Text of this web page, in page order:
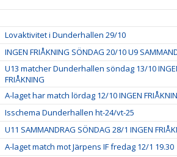
Lovaktivitet i Dunderhallen 29/10
INGEN FRIÅKNING SÖNDAG 20/10 U9
U13 matcher Dunderhallen söndag 13/10
FRIÅKNING
A-laget har match lördag 12/10 INGEN
Isschema Dunderhallen ht-24/vt-25
U11 SAMMANDRAG SÖNDAG 28/1 INGEN
A-laget match mot Järpens IF fredag 12/1 19.30